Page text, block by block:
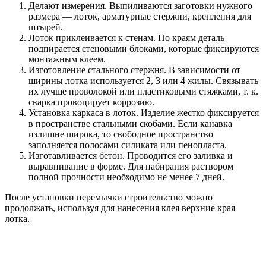
Делают измерения. Выпиливаются заготовки нужного
размера — лоток, арматурные стержни, крепления для
штырей.
Лоток приклеивается к стенам. По краям деталь
подпирается стеновыми блоками, которые фиксируются
монтажным клеем.
Изготовление стального стержня. В зависимости от
ширины лотка используется 2, 3 или 4 жилы. Связывать
их лучше проволокой или пластиковыми стяжками, т. к.
сварка провоцирует коррозию.
Установка каркаса в лоток. Изделие жестко фиксируется
в пространстве стальными скобами. Если канавка
излишне широка, то свободное пространство
заполняется полосами силиката или пенопласта.
Изготавливается бетон. Проводится его заливка и
выравнивание в форме. Для набирания раствором
полной прочности необходимо не менее 7 дней.
После установки перемычки строительство можно
продолжать, используя для нанесения клея верхние края
лотка.